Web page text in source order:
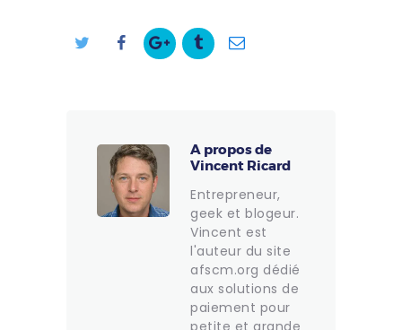
A propos de
Vincent Ricard
Entrepreneur,
geek et blogeur.
Vincent est
l'auteur du site
afscm.org dédié
aux solutions de
paiement pour
petite et grande